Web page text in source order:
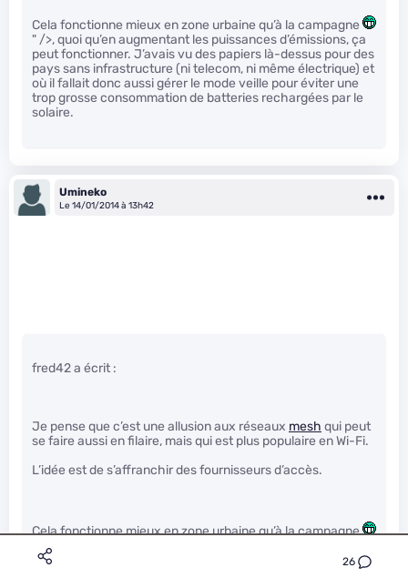
26
Cela fonctionne mieux en zone urbaine qu’à la campagne
" />, quoi qu’en augmentant les puissances d’émissions, ça
peut fonctionner. J’avais vu des papiers là-dessus pour des
pays sans infrastructure (ni telecom, ni même électrique) et
où il fallait donc aussi gérer le mode veille pour éviter une
trop grosse consommation de batteries rechargées par le
solaire.
Umineko
Le 14/01/2014 à 13h42
fred42 a écrit :
Je pense que c’est une allusion aux réseaux mesh qui peut
se faire aussi en filaire, mais qui est plus populaire en Wi-Fi.
L’idée est de s’affranchir des fournisseurs d’accès.
Cela fonctionne mieux en zone urbaine qu’à la campagne
" />, quoi qu’en augmentant les puissances d’émissions, ça
peut fonctionner. J’avais vu des papiers là-dessus pour des